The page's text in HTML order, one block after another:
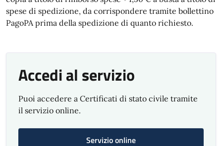
spese di spedizione, da corrispondere tramite bollettino
PagoPA prima della spedizione di quanto richiesto.
Accedi al servizio
Puoi accedere a Certificati di stato civile tramite
il servizio online.
Servizio online